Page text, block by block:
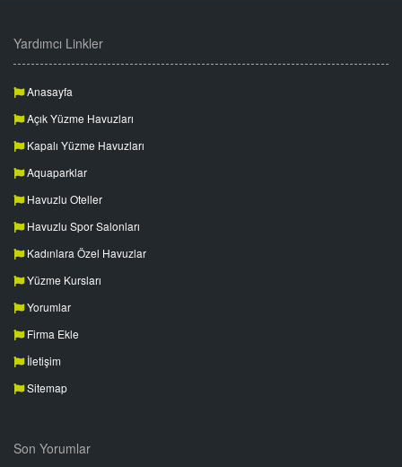
Yardımcı Linkler
Anasayfa
Açık Yüzme Havuzları
Kapalı Yüzme Havuzları
Aquaparklar
Havuzlu Oteller
Havuzlu Spor Salonları
Kadınlara Özel Havuzlar
Yüzme Kursları
Yorumlar
Firma Ekle
İletişim
Sitemap
Son Yorumlar